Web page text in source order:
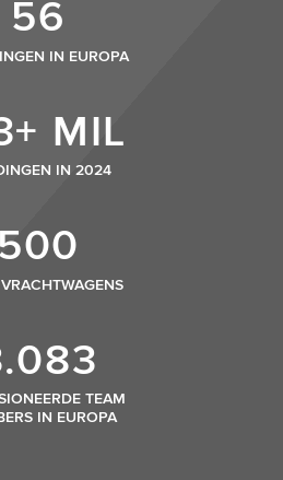
56
IN EUROPA
MIL
IN 2024
500
TEAM
IN EUROPA